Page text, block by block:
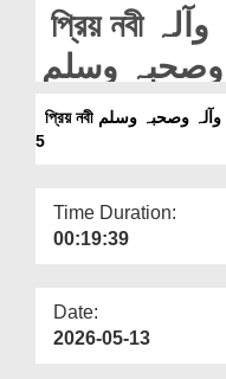
Departments
Our Websites
More
প্রিয় নবী صلی اللہ علیہ وآلہ
وصحبہ وسلم 'র দোয়া প্রাপ্তগণ
EP# 5
প্রিয় নবী صلی اللہ علیہ وآلہ وصحبہ وسلم 'র দোয়া প্রাপ্তগণ EP#
5
Time Duration:
00:19:39
Date:
2026-05-13